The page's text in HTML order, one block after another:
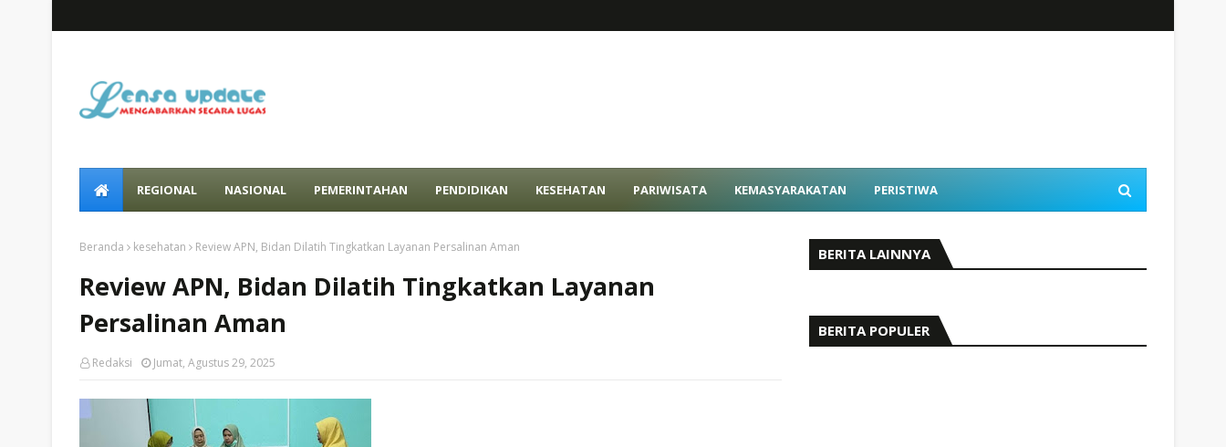
REGIONAL NASIONAL PEMERINTAHAN PENDIDIKAN KESEHATAN PARIWISATA KEMASYARAKATAN PERISTIWA
Beranda kesehatan Review APN, Bidan Dilatih Tingkatkan Layanan Persalinan Aman
Review APN, Bidan Dilatih Tingkatkan Layanan
Persalinan Aman
Redaksi Jumat, Agustus 29, 2025
BERITA LAINNYA
BERITA POPULER